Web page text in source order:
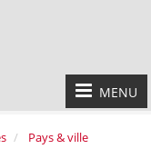
MENU
Pays & ville